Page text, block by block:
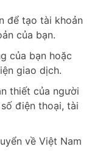
để tạo tài khoản
của bạn.
của bạn hoặc
giao dịch.
thiết của người
điện thoại, tài
về Việt Nam